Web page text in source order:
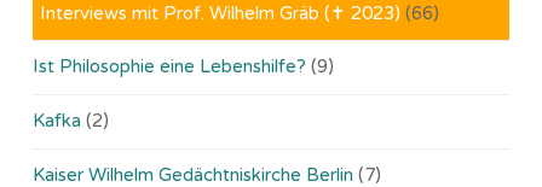
Interviews mit Prof. Wilhelm Gräb (✝ 2023) (66)
Ist Philosophie eine Lebenshilfe? (9)
Kafka (2)
Kaiser Wilhelm Gedächtniskirche Berlin (7)